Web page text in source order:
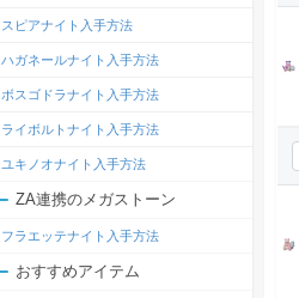
スピアナイト入手方法
ハガネールナイト入手方法
ボスゴドラナイト入手方法
ライボルトナイト入手方法
ユキノオナイト入手方法
ZA連携のメガストーン
フラエッテナイト入手方法
おすすめアイテム